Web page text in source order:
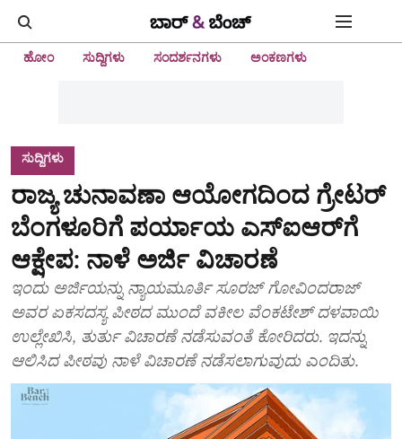
ಹೋಂ ಸುದ್ದಿಗಳು ಸಂದರ್ಶನಗಳು ಅಂಕಣಗಳು
ಸುದ್ದಿಗಳು
ರಾಜ್ಯ ಚುನಾವಣಾ ಆಯೋಗದಿಂದ ಗ್ರೇಟರ್‌
ಬೆಂಗಳೂರಿಗೆ ಪರ್ಯಾಯ ಎಸ್‌ಐಆರ್‌ಗೆ
ಆಕ್ಷೇಪ: ನಾಳೆ ಅರ್ಜಿ ವಿಚಾರಣೆ
ಇಂದು ಅರ್ಜಿಯನ್ನು ನ್ಯಾಯಮೂರ್ತಿ ಸೂರಜ್‌ ಗೋವಿಂದರಾಜ್‌
ಅವರ ಏಕಸದಸ್ಯ ಪೀಠದ ಮುಂದೆ ವಕೀಲ ವೆಂಕಟೇಶ್‌ ದಳವಾಯಿ
ಉಲ್ಲೇಖಿಸಿ, ತುರ್ತು ವಿಚಾರಣೆ ನಡೆಸುವಂತೆ ಕೋರಿದರು. ಇದನ್ನು
ಆಲಿಸಿದ ಪೀಠವು ನಾಳೆ ವಿಚಾರಣೆ ನಡೆಸಲಾಗುವುದು ಎಂದಿತು.